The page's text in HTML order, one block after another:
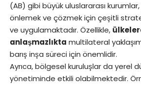
(AB) gibi büyük uluslararası
önlemek ve çözmek için çeşitli
ve uygulamaktadır. Özellikle,
anlaşmazlıkta multilateral
barış inşa süreci için önemlidir.
Ayrıca, bölgesel kuruluşlar da yerel
yönetiminde etkili olabilmektedir.